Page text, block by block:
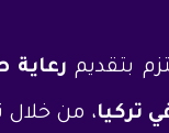
بتقديم
تركيا، من خلال